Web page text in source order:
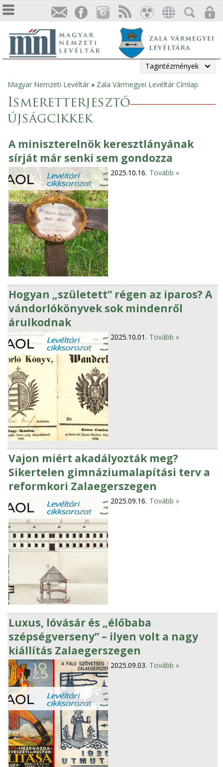
Tagintézmények
Jelenlegi
hely
Magyar Nemzeti Levéltár » Zala Vármegyei Levéltár Címlap
Ismeretterjesztő
újságcikkek
A miniszterelnök keresztlányának
sírját már senki sem gondozza
2025.10.16. Tovább »
Hogyan „született” régen az iparos? A
vándorlókönyvek sok mindenről
árulkodnak
2025.10.01. Tovább »
Vajon miért akadályozták meg?
Sikertelen gimnáziumalapítási terv a
reformkori Zalaegerszegen
2025.09.16. Tovább »
Luxus, lóvásár és „élőbaba
szépségverseny” – ilyen volt a nagy
kiállítás Zalaegerszegen
2025.09.03. Tovább »